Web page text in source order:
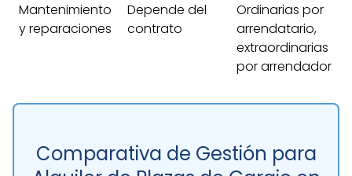
Mantenimiento
y reparaciones
Depende del
contrato
Ordinarias por
arrendatario,
extraordinarias
por arrendador
Comparativa de Gestión para